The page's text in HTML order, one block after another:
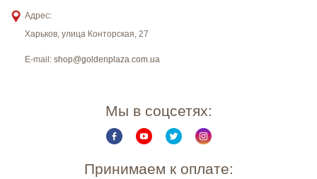
Адрес:
Харьков, улица Конторская, 27
E-mail: shop@goldenplaza.com.ua
Мы в соцсетях:
Принимаем к оплате: